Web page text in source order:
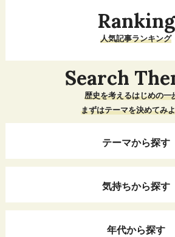
Ranking
人気記事ランキング
Search
歴史を考えるはじめの一
まずはテーマを決めてみ
テーマから探す
気持ちから探す
年代から探す